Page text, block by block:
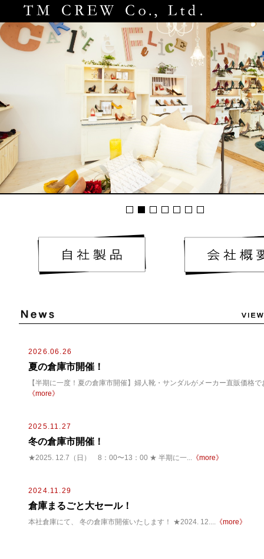
Home
News
Company Profile
2026.06.26
夏の倉庫市開催！
【半期に一度！夏の倉庫市開催】婦人靴・サンダルがメーカー直販価格で
《more》
2025.11.27
冬の倉庫市開催！
★2025. 12.7（日） 8：00〜13：00 ★ 半期に一... 《more》
2024.11.29
倉庫まるごと大セール！
本社倉庫にて、 冬の倉庫市開催いたします！ ★2024. 12.... 《more》